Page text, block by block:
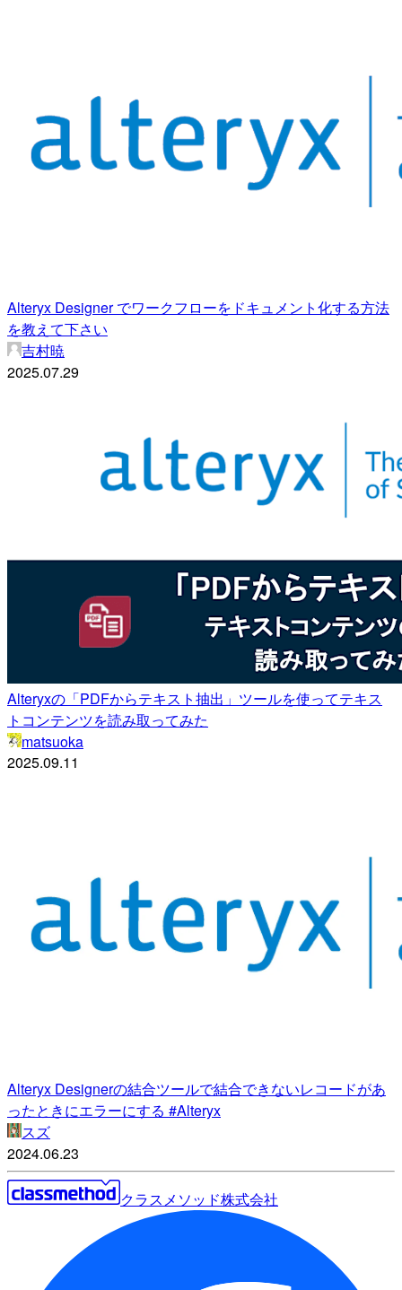
Alteryx Designer でワークフローをドキュメント化する方法
を教えて下さい
吉村暁
2025.07.29
Alteryxの「PDFからテキスト抽出」ツールを使ってテキス
トコンテンツを読み取ってみた
matsuoka
2025.09.11
Alteryx Designerの結合ツールで結合できないレコードがあ
ったときにエラーにする #Alteryx
スズ
2024.06.23
クラスメソッド株式会社